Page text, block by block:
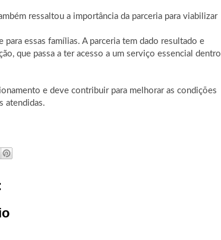
ressaltou a importância da parceria para viabilizar
para essas famílias. A parceria tem dado resultado e
que passa a ter acesso a um serviço essencial dentro
e deve contribuir para melhorar as condições
atendidas.